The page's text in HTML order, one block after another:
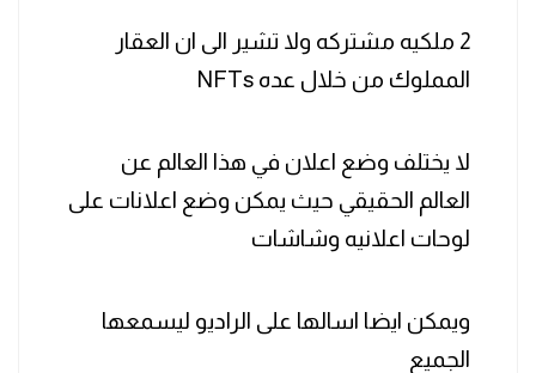
2 ملكيه مشتركه ولا تشير الى ان العقار
المملوك من خلال عده NFTs
لا يختلف وضع اعلان في هذا العالم عن
العالم الحقيقي حيث يمكن وضع اعلانات على
لوحات اعلانيه وشاشات
ويمكن ايضا اسالها على الراديو ليسمعها
الجميع